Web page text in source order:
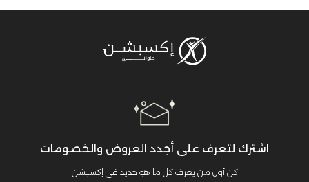
اشترك لتعرف على أجدد العروض والخصومات
كن أول من يعرف كل ما هو جديد في إكسبشن